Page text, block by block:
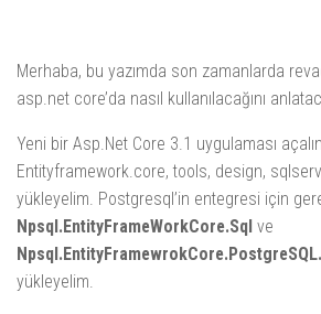
Merhaba, bu yazımda son zamanlarda
asp.net core’da nasıl kullanılacağını
Yeni bir Asp.Net Core 3.1 uygulaması
Entityframework.core, tools, design,
yükleyelim. Postgresql’in entegresi için
Npsql.EntityFrameWorkCore.Sql ve
yükleyelim.